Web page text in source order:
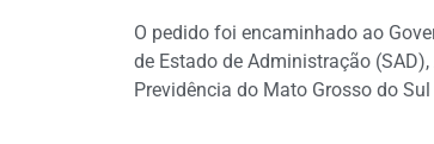
O pedido foi encaminhado ao
de Estado de Administração
Previdência do Mato Grosso do Sul